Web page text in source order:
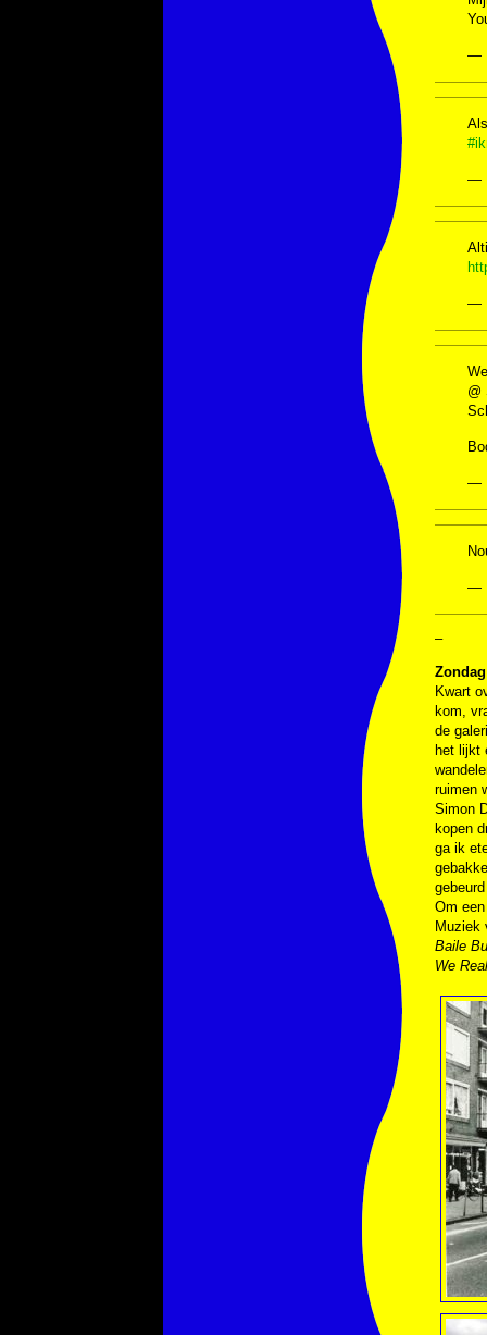
—
—
—
@
—
—
–
Kwart
kom,
de
het lijkt
ruimen
Simon
kopen
ga ik
Om
Muziek
Baile
We